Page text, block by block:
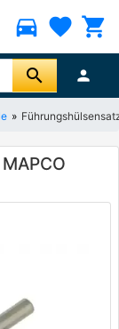
directions_car favorite shopping_cart
search person